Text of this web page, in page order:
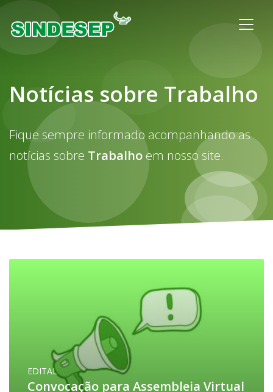
Notícias sobre Trabalho
Fique sempre informado acompanhando as
notícias sobre Trabalho em nosso site.
EDITAL
Convocação para Assembleia Virtual